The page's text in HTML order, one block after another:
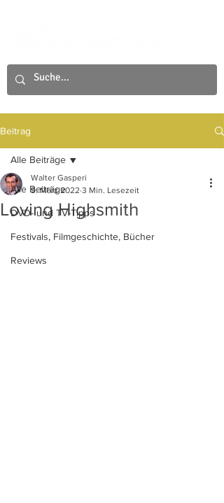
Beitrag
Alle Beiträge
DVD- und TV-Tipps
Festivals, Filmgeschichte, Bücher
Reviews
Alle Beiträge
Loving Highsmith
Walter Gasperi
9. März 2022 3 Min. Lesezeit